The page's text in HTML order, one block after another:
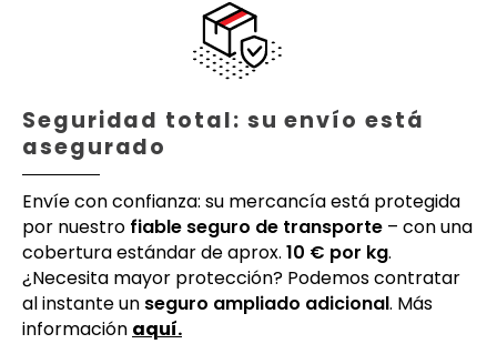
Seguridad total: su envío está
asegurado
Envíe con confianza: su mercancía está protegida
por nuestro fiable seguro de transporte – con una
cobertura estándar de aprox. 10 € por kg.
¿Necesita mayor protección? Podemos contratar
al instante un seguro ampliado adicional. Más
información aquí.